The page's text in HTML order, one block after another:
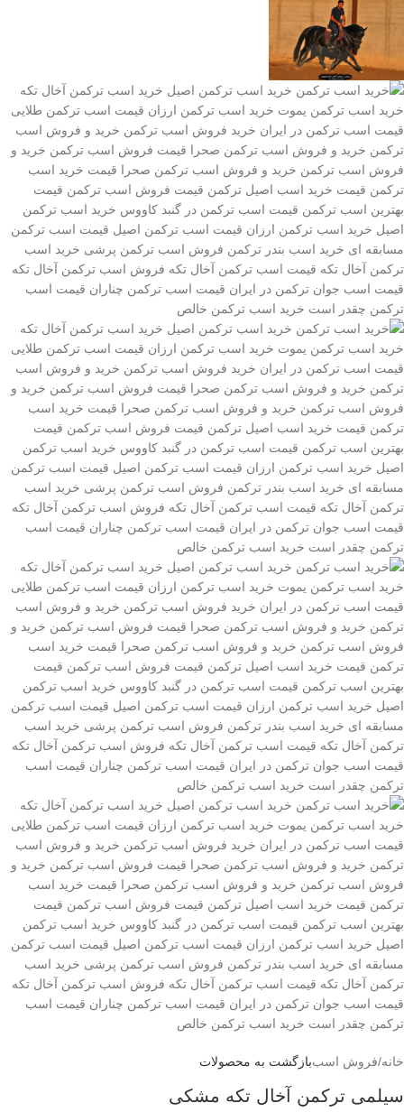
خانه/فروش اسببازگشت به محصولات
سیلمی ترکمن آخال تکه مشکی